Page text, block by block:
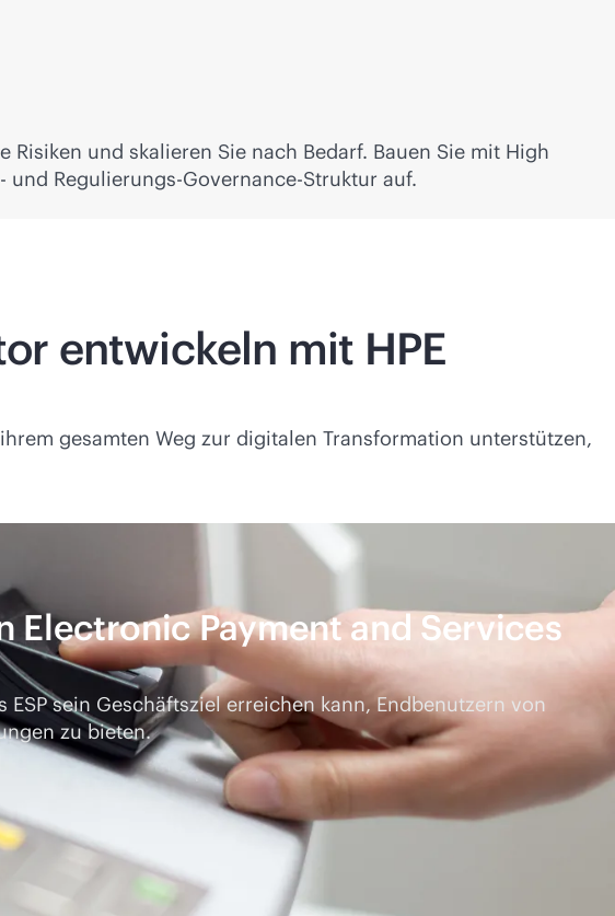
und skalieren Sie nach Bedarf. Bauen Sie mit High
Regulierungs-Governance-Struktur auf.
entwickeln mit HPE
gesamten Weg zur digitalen Transformation unterstützen,
Payment and Services
sein Geschäftsziel erreichen kann, Endbenutzern von
zu bieten.